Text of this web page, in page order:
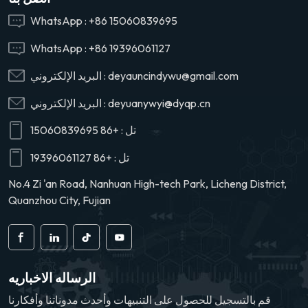
أعطال. إنه قابل
نطاق واسع على أنواع
الأداء الخاصة بها
والترشيح.
WhatsApp : +86 15060839695
WhatsApp : +86 19396061127
البريد الإلكتروني : deyauncindywu@gmail.com
البريد الإلكتروني : deyuanywyi@dyqp.cn
تل : +86 15060839695
تل : +86 19396061127
No.4 Zi 'an Road, Nanhuan High-tech Park, Licheng District,
Quanzhou City, Fujian
الرساله الاخباريه
قم بالتسجيل للحصول على التنبيهات وأحدث مدوناتنا وأفكارنا